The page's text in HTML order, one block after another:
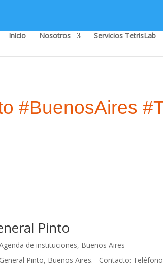
Inicio Nosotros Servicios TetrisLab
#BuenosAires
Pinto
de instituciones, Buenos Aires
Pinto, Buenos Aires. Contacto: